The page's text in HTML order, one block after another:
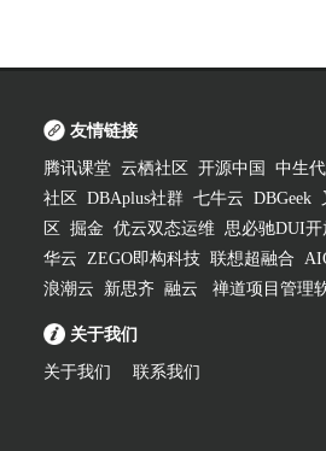
友情链接
腾讯课堂 云栖社区 开源中国 中生
社区
DBAplus社群 七牛云 DBGeek
区
掘金 优云双态运维 思必驰DUI开
华云 ZEGO即构科技 联想超融合
浪潮云
新思齐 融云 禅道项目管理
关于我们
关于我们 联系我们